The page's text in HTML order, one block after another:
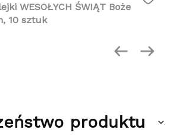
WESOŁYCH ŚWIĄT Boże
10 sztuk
produktu